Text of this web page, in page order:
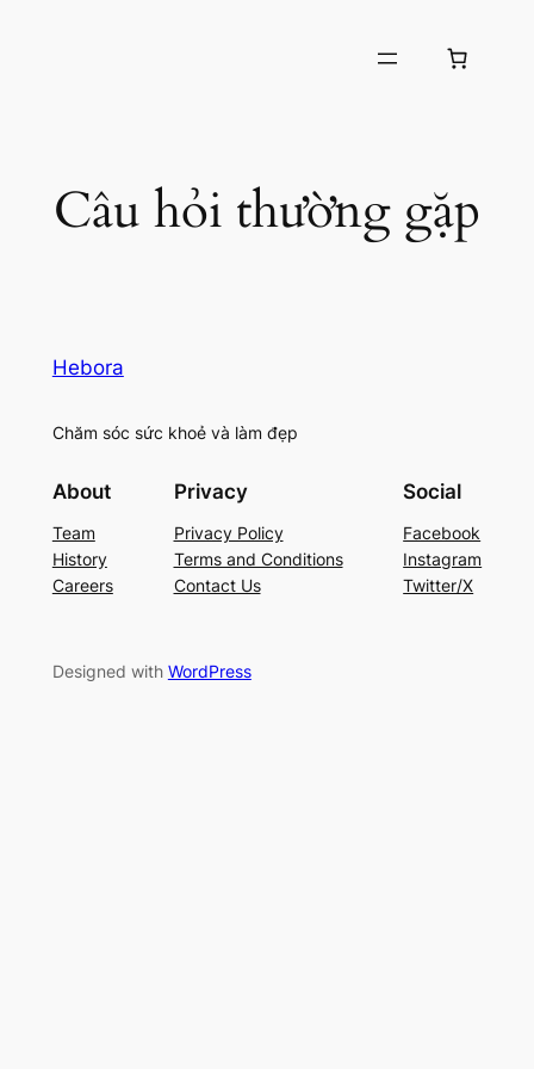
Câu hỏi thường gặp
Hebora
Chăm sóc sức khoẻ và làm đẹp
About
Team
History
Careers
Privacy
Privacy Policy
Terms and Conditions
Contact Us
Social
Facebook
Instagram
Twitter/X
Designed with WordPress